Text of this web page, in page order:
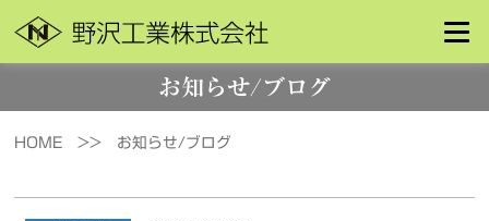
お知らせ/ブログ
HOME >> お知らせ/ブログ